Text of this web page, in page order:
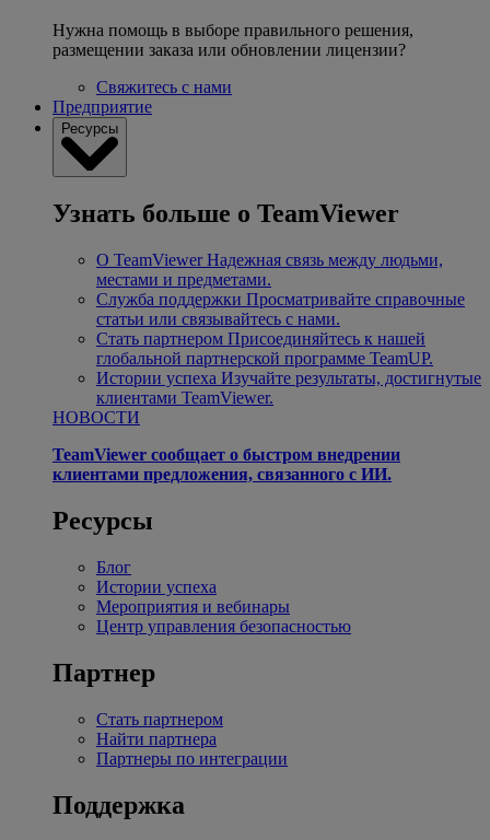
Нужна помощь в выборе правильного решения,
размещении заказа или обновлении лицензии?
Свяжитесь с нами
Предприятие
Ресурсы
Узнать больше о TeamViewer
О TeamViewer Надежная связь между людьми,
местами и предметами.
Служба поддержки Просматривайте справочные
статьи или связывайтесь с нами.
Стать партнером Присоединяйтесь к нашей
глобальной партнерской программе TeamUP.
Истории успеха Изучайте результаты, достигнутые
клиентами TeamViewer.
НОВОСТИ
TeamViewer сообщает о быстром внедрении
клиентами предложения, связанного с ИИ.
Ресурсы
Блог
Истории успеха
Мероприятия и вебинары
Центр управления безопасностью
Партнер
Стать партнером
Найти партнера
Партнеры по интеграции
Поддержка